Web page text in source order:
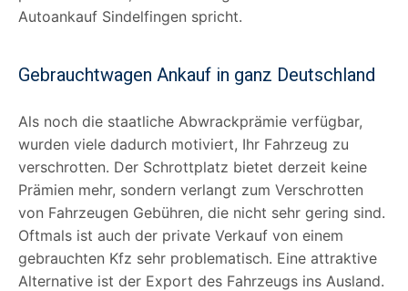
Autoankauf Sindelfingen spricht.
Gebrauchtwagen Ankauf in ganz Deutschland
Als noch die staatliche Abwrackprämie verfügbar,
wurden viele dadurch motiviert, Ihr Fahrzeug zu
verschrotten. Der Schrottplatz bietet derzeit keine
Prämien mehr, sondern verlangt zum Verschrotten
von Fahrzeugen Gebühren, die nicht sehr gering sind.
Oftmals ist auch der private Verkauf von einem
gebrauchten Kfz sehr problematisch. Eine attraktive
Alternative ist der Export des Fahrzeugs ins Ausland.